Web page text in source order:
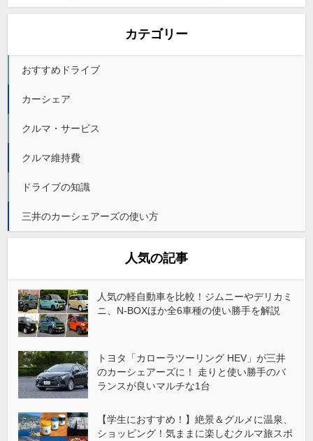
カテゴリー
おすすめドライブ
カーシェア
クルマ・サービス
クルマ維持費
ドライブの知識
三井のカーシェアーズの使い方
人気の記事
人気の軽自動車を比較！ジムニーやデリカミ
ニ、N-BOXほか全6車種の使い勝手を解説
トヨタ「カローラツーリング HEV」が三井
のカーシェアーズに！ 走りと使い勝手のバ
ランスが良いマルチな1台
【学生におすすめ！】絶景＆グルメに温泉、
ショッピング！気ままに楽しむクルマ旅スポ